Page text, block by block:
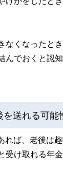
くなったと
でおくと認
送れる可能
ば、老後は
け取れる年